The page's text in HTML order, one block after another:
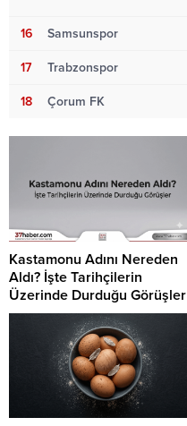
16 Samsunspor
17 Trabzonspor
18 Çorum FK
Kastamonu Adını Nereden
Aldı? İşte Tarihçilerin
Üzerinde Durduğu Görüşler